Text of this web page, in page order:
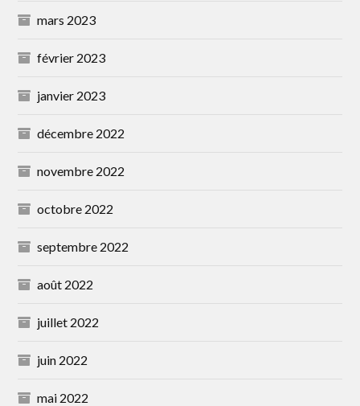
mars 2023
février 2023
janvier 2023
décembre 2022
novembre 2022
octobre 2022
septembre 2022
août 2022
juillet 2022
juin 2022
mai 2022